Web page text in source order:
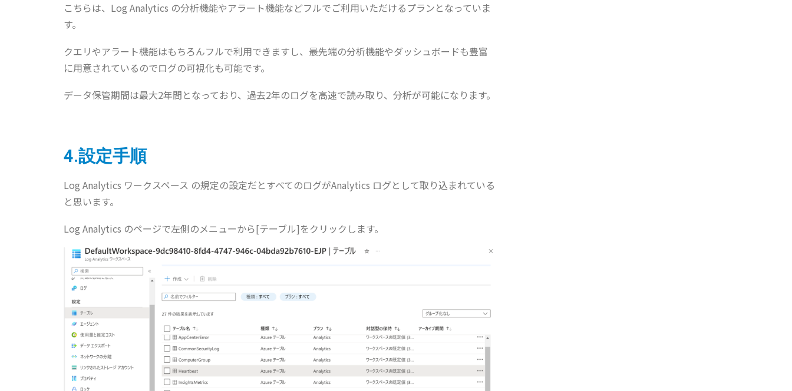
こちらは、Log Analytics の分析機能やアラート機能などフルでご利用いただけるプランとなっていま
す。
クエリやアラート機能はもちろんフルで利用できますし、最先端の分析機能やダッシュボードも豊富
に用意されているのでログの可視化も可能です。
データ保管期間は最大2年間となっており、過去2年のログを高速で読み取り、分析が可能になります。
4.設定手順
Log Analytics ワークスペース の規定の設定だとすべてのログがAnalytics ログとして取り込まれている
と思います。
Log Analytics のページで左側のメニューから[テーブル]をクリックします。